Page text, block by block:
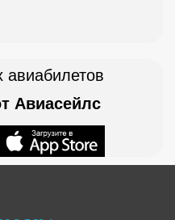
Авиасейлс